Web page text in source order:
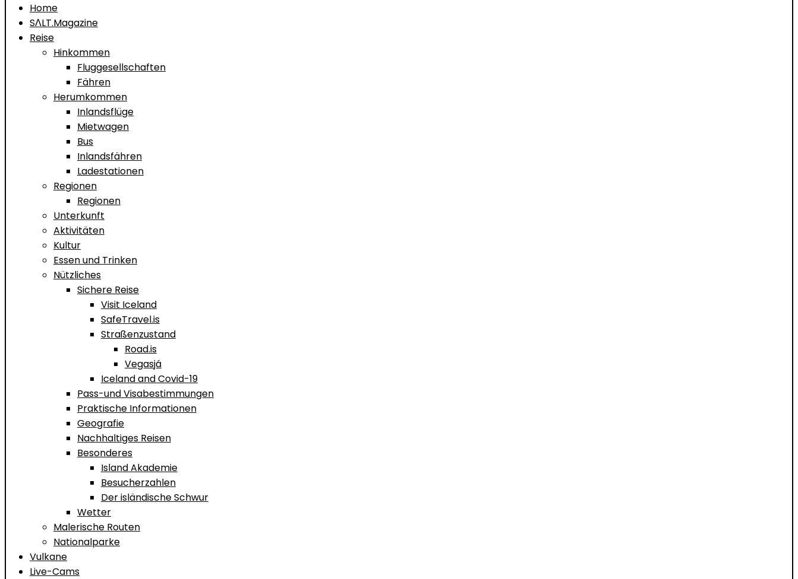
Home
SΛLT.Magazine
Reise
Hinkommen
Fluggesellschaften
Fähren
Herumkommen
Inlandsflüge
Mietwagen
Bus
Inlandsfähren
Ladestationen
Regionen
Regionen
Unterkunft
Aktivitäten
Kultur
Essen und Trinken
Nützliches
Sichere Reise
Visit Iceland
SafeTravel.is
Straßenzustand
Road.is
Vegasjá
Iceland and Covid-19
Pass-und Visabestimmungen
Praktische Informationen
Geografie
Nachhaltiges Reisen
Besonderes
Island Akademie
Besucherzahlen
Der isländische Schwur
Wetter
Malerische Routen
Nationalparke
Vulkane
Live-Cams